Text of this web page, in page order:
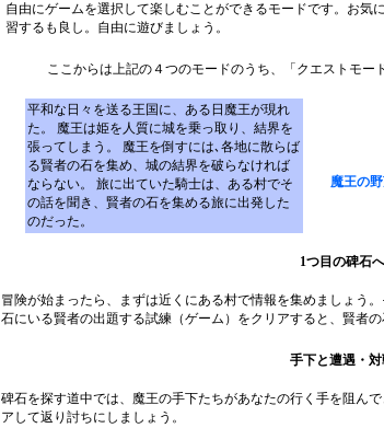
自由にゲームを選択して楽しむことができるモードです。お気
習するも良し。自由に遊びましょう。
ここからは上記の４つのモードのうち、「クエストモー
平和な日々を送る王国に、ある日魔王が現れ
た。 魔王は姫を人質に城を乗っ取り、結界を
張ってしまう。 魔王を倒すには､各地に散らば
る賢者の石を集め、城の結界を破らなければ
ならない。 旅に出ていた騎士は、ある村でそ
の話を聞き、賢者の石を集める旅に出発した
のだった。
魔王の
1つ目の碑石へ
冒険が始まったら、まずは近くにある村で情報を集めましょう
石にいる賢者の出題する試練（ゲーム）をクリアすると、賢者の
手下と遭遇・対
碑石を探す道中では、魔王の手下たちがあなたの行く手を阻ん
アして返り討ちにしましょう。